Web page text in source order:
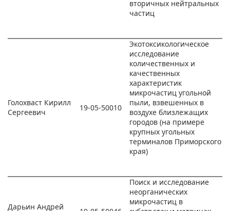
вторичных нейтральных
частиц
Голохваст Кирилл
Сергеевич
19-05-50010
Экотоксикологическое
исследование
количественных и
качественных
характеристик
микрочастиц угольной
пыли, взвешенных в
воздухе близлежащих
городов (на примере
крупных угольных
терминалов Приморского
края)
Дарьин Андрей
Поиск и исследование
неорганических
микрочастиц в